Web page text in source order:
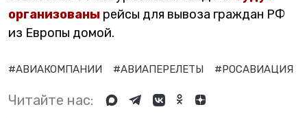
организованы рейсы для вывоза граждан РФ
из Европы домой.
#АВИАКОМПАНИИ #АВИАПЕРЕЛЕТЫ #РОСАВИАЦИЯ
Читайте нас: